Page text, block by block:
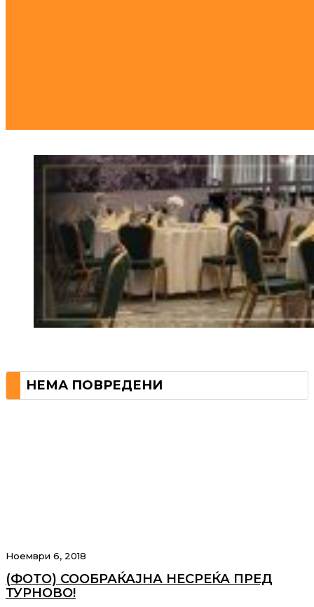
НЕМА ПОВРЕДЕНИ
Ноември 6, 2018
(ФОТО) СООБРАЌАЈНА НЕСРЕЌА ПРЕД
ТУРНОВО!